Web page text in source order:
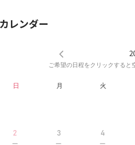
レンダー
ご希望の日程をクリックする
日 月 火
2 3 4